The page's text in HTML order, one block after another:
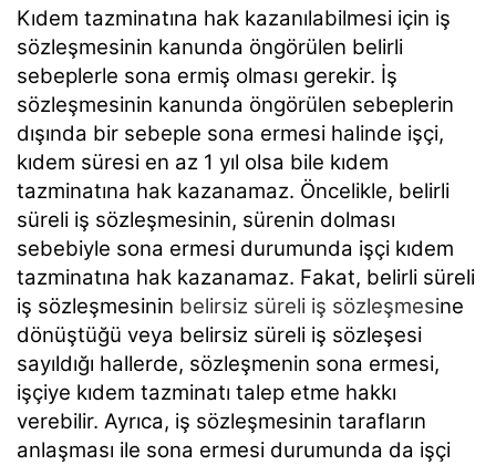
Kıdem tazminatına hak kazanılabilmesi için iş
sözleşmesinin kanunda öngörülen belirli
sebeplerle sona ermiş olması gerekir. İş
sözleşmesinin kanunda öngörülen sebeplerin
dışında bir sebeple sona ermesi halinde işçi,
kıdem süresi en az 1 yıl olsa bile kıdem
tazminatına hak kazanamaz. Öncelikle, belirli
süreli iş sözleşmesinin, sürenin dolması
sebebiyle sona ermesi durumunda işçi kıdem
tazminatına hak kazanamaz. Fakat, belirli süreli
iş sözleşmesinin belirsiz süreli iş sözleşmesine
dönüştüğü veya belirsiz süreli iş sözleşesi
sayıldığı hallerde, sözleşmenin sona ermesi,
işçiye kıdem tazminatı talep etme hakkı
verebilir. Ayrıca, iş sözleşmesinin tarafların
anlaşması ile sona ermesi durumunda da işçi